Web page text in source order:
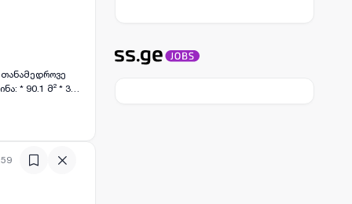
* 90.1 მ² * 3
150 მეტრში * 6
შიდა
სხვადასხვა